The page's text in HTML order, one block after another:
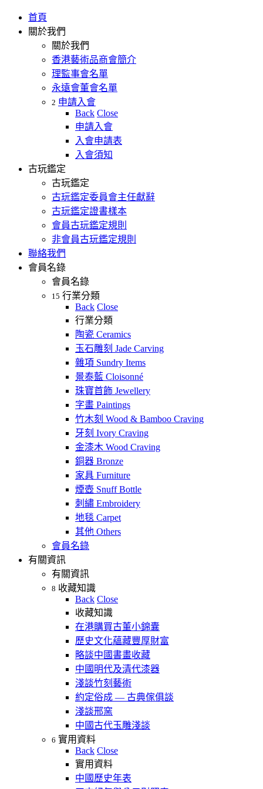
首頁
關於我們
關於我們
香港藝術品商會簡介
理監事會名單
永遠會董會名單
2 申請入會
Back Close
申請入會
入會申請表
入會須知
古玩鑑定
古玩鑑定
古玩鑑定委員會主任獻辭
古玩鑑定證書樣本
會員古玩鑑定規則
非會員古玩鑑定規則
聯絡我們
會員名錄
會員名錄
15 行業分類
Back Close
行業分類
陶瓷 Ceramics
玉石雕刻 Jade Carving
雜項 Sundry Items
景泰藍 Cloisonné
珠寶首飾 Jewellery
字畫 Paintings
竹木刻 Wood & Bamboo Craving
牙刻 Ivory Craving
金漆木 Wood Craving
銅器 Bronze
家具 Furniture
煙壺 Snuff Bottle
刺繡 Embroidery
地毯 Carpet
其他 Others
會員名錄
有關資訊
有關資訊
8 收藏知識
Back Close
收藏知識
在港購買古董小錦囊
歷史文化蘊藏豐厚財富
略談中國書畫收藏
中國明代及清代漆器
淺談竹刻藝術
約定俗成 — 古典傢俱談
淺談邢窯
中國古代玉雕淺談
6 實用資料
Back Close
實用資料
中國歷史年表